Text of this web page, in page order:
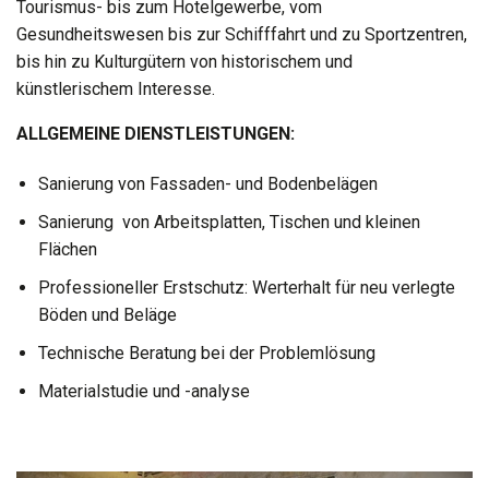
Tourismus- bis zum Hotelgewerbe, vom
Gesundheitswesen bis zur Schifffahrt und zu Sportzentren,
bis hin zu Kulturgütern von historischem und
künstlerischem Interesse.
ALLGEMEINE DIENSTLEISTUNGEN:
Sanierung von Fassaden- und Bodenbelägen
Sanierung von Arbeitsplatten, Tischen und kleinen
Flächen
Professioneller Erstschutz: Werterhalt für neu verlegte
Böden und Beläge
Technische Beratung bei der Problemlösung
Materialstudie und -analyse